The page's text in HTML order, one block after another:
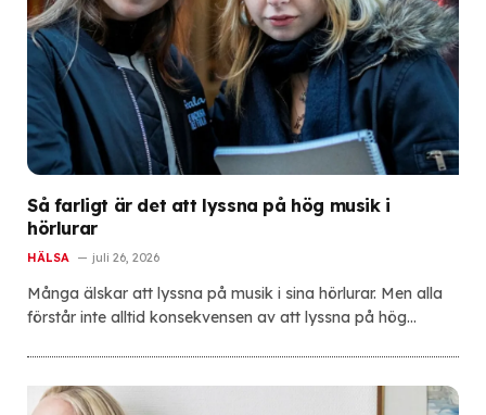
Så farligt är det att lyssna på hög musik i
hörlurar
HÄLSA juli 26, 2026
Många älskar att lyssna på musik i sina hörlurar. Men alla
förstår inte alltid konsekvensen av att lyssna på hög…